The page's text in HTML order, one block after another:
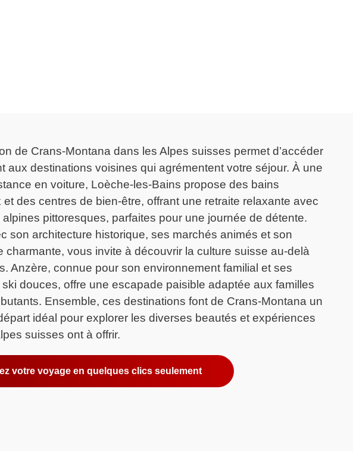
de Crans-Montana dans les Alpes suisses permet d’accéder
aux destinations voisines qui agrémentent votre séjour. À une
en voiture, Loèche-les-Bains propose des bains
et des centres de bien-être, offrant une retraite relaxante avec
pittoresques, parfaites pour une journée de détente.
son architecture historique, ses marchés animés et son
charmante, vous invite à découvrir la culture suisse au-delà
Anzère, connue pour son environnement familial et ses
douces, offre une escapade paisible adaptée aux familles
Ensemble, ces destinations font de Crans-Montana un
idéal pour explorer les diverses beautés et expériences
suisses ont à offrir.
votre voyage en quelques clics seulement